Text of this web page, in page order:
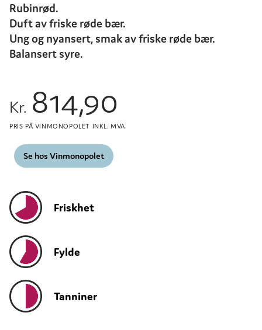
Rubinrød.
Duft av friske røde bær.
Ung og nyansert, smak av friske røde bær.
Balansert syre.
Kr. 814,90
PRIS PÅ VINMONOPOLET INKL. MVA
Se hos Vinmonopolet
Friskhet
Fylde
Tanniner